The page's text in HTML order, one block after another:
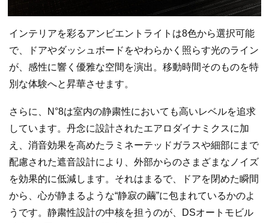
インテリアを彩るアンビエントライトは8色から選択可能
で、ドアやダッシュボードをやわらかく照らす光のライン
が、感性に響く優雅な空間を演出。移動時間そのものを特
別な体験へと昇華させます。
さらに、N°8は室内の静粛性においても高いレベルを追求
しています。丹念に設計されたエアロダイナミクスに加
え、消音効果を高めたラミネーテッドガラスや細部にまで
配慮された遮音設計により、外部からのさまざまなノイズ
を効果的に低減します。それはまるで、ドアを閉めた瞬間
から、心が静まるような“静寂の繭”に包まれているかのよ
うです。静粛性設計の中核を担うのが、DSオートモビル